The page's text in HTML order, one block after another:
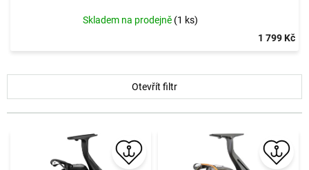
Skladem na prodejně (1 ks)
1 799 Kč
Otevřít filtr
ý
p